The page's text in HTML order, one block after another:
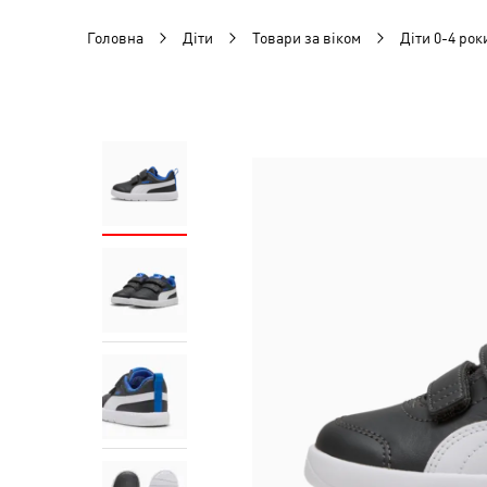
Головна Діти Товари за віком Діти 0-4